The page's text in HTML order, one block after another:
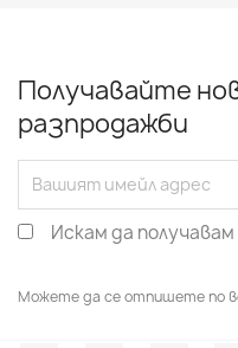
Получавайте
разпродажби
Искам да
Можете да се отпишете по